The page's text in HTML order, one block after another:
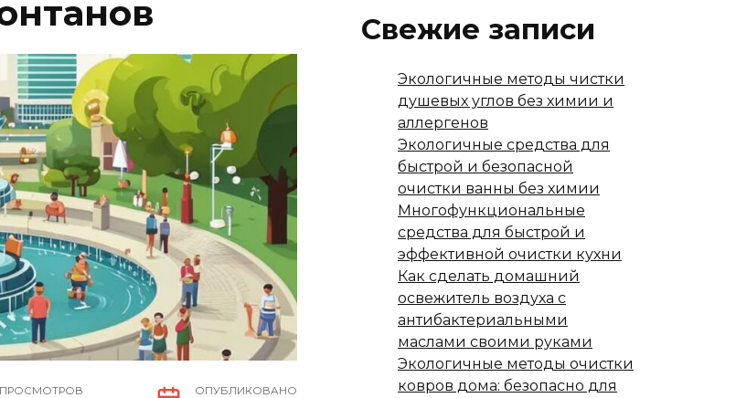
ПРОСМОТРОВ ОПУБЛИКОВАНО
Свежие записи
Экологичные методы чистки
душевых углов без химии и
аллергенов
Экологичные средства для
быстрой и безопасной
очистки ванны без химии
Многофункциональные
средства для быстрой и
эффективной очистки кухни
Как сделать домашний
освежитель воздуха с
антибактериальными
маслами своими руками
Экологичные методы очистки
ковров дома: безопасно для